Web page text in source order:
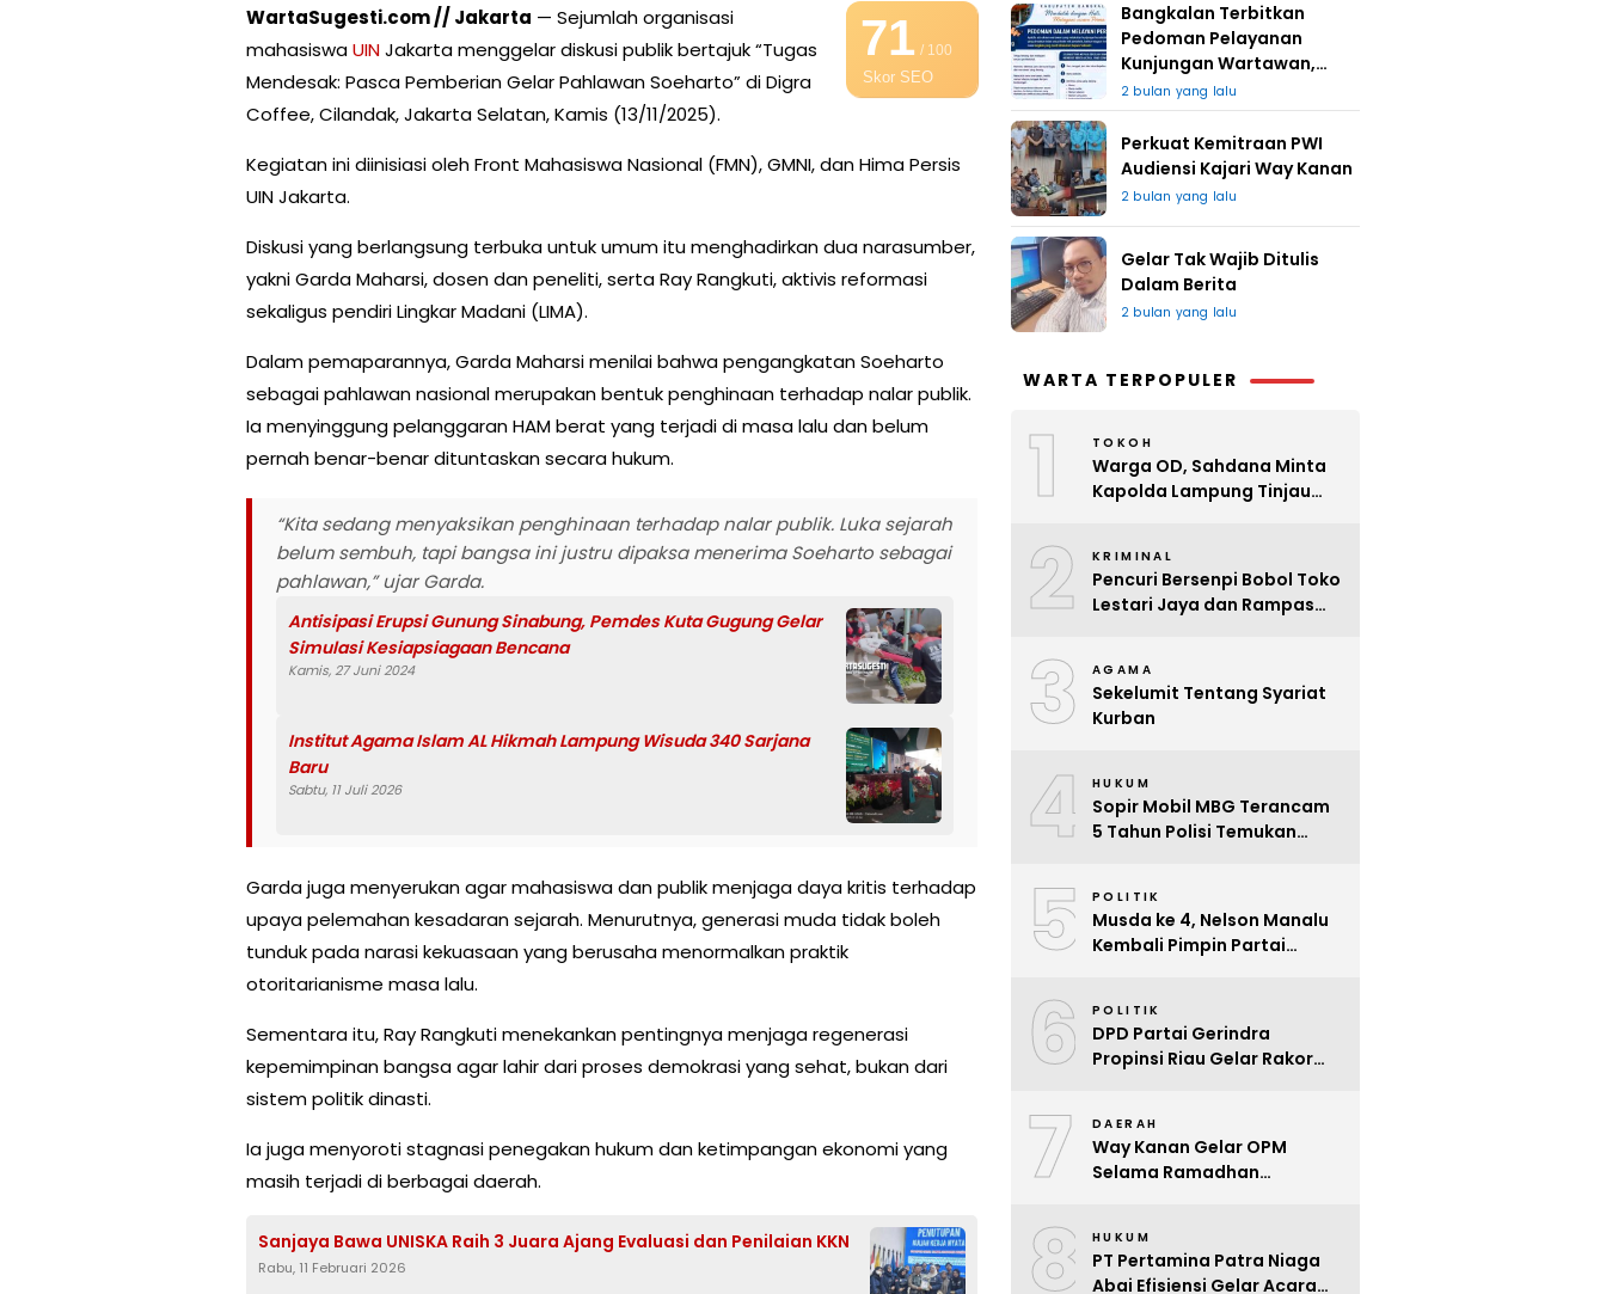
71/ 100
Skor SEO
WartaSugesti.com // Jakarta — Sejumlah organisasi
mahasiswaUINJakarta menggelar diskusi publik bertajuk “Tugas
Mendesak: Pasca Pemberian Gelar Pahlawan Soeharto” di Digra
Coffee, Cilandak, Jakarta Selatan, Kamis (13/11/2025).
Kegiatan ini diinisiasi oleh Front Mahasiswa Nasional (FMN), GMNI, dan Hima Persis
UIN Jakarta.
Diskusi yang berlangsung terbuka untuk umum itu menghadirkan dua narasumber,
yakni Garda Maharsi, dosen dan peneliti, serta Ray Rangkuti, aktivis reformasi
sekaligus pendiri Lingkar Madani (LIMA).
Dalam pemaparannya, Garda Maharsi menilai bahwa pengangkatan Soeharto
sebagai pahlawan nasional merupakan bentuk penghinaan terhadap nalar publik.
Ia menyinggung pelanggaran HAM berat yang terjadi di masa lalu dan belum
pernah benar-benar dituntaskan secara hukum.
“Kita sedang menyaksikan penghinaan terhadap nalar publik. Luka sejarah
belum sembuh, tapi bangsa ini justru dipaksa menerima Soeharto sebagai
pahlawan,” ujar Garda.
Antisipasi Erupsi Gunung Sinabung, Pemdes Kuta Gugung Gelar
Simulasi Kesiapsiagaan Bencana
Kamis, 27 Juni 2024
Institut Agama Islam AL Hikmah Lampung Wisuda 340 Sarjana
Baru
Sabtu, 11 Juli 2026
Garda juga menyerukan agar mahasiswa dan publik menjaga daya kritis terhadap
upaya pelemahan kesadaran sejarah. Menurutnya, generasi muda tidak boleh
tunduk pada narasi kekuasaan yang berusaha menormalkan praktik
otoritarianisme masa lalu.
Sementara itu, Ray Rangkuti menekankan pentingnya menjaga regenerasi
kepemimpinan bangsa agar lahir dari proses demokrasi yang sehat, bukan dari
sistem politik dinasti.
Ia juga menyoroti stagnasi penegakan hukum dan ketimpangan ekonomi yang
masih terjadi di berbagai daerah.
Sanjaya Bawa UNISKA Raih 3 Juara Ajang Evaluasi dan Penilaian KKN
Rabu, 11 Februari 2026
Bangkalan Terbitkan
Pedoman Pelayanan
Kunjungan Wartawan,
Redaksi : Bagus Jangan
Lari
2 bulan yang lalu
Perkuat Kemitraan PWI
Audiensi Kajari Way Kanan
2 bulan yang lalu
Gelar Tak Wajib Ditulis
Dalam Berita
2 bulan yang lalu
WARTA TERPOPULER
1 TOKOH
Warga OD, Sahdana Minta
Kapolda Lampung Tinjau
2 KRIMINAL
Pencuri Bersenpi Bobol Toko
Lestari Jaya dan Rampas
3 AGAMA
Sekelumit Tentang Syariat
Kurban
4 HUKUM
Sopir Mobil MBG Terancam
5 Tahun Polisi Temukan
5 POLITIK
Musda ke 4, Nelson Manalu
Kembali Pimpin Partai
6 POLITIK
DPD Partai Gerindra
Propinsi Riau Gelar Rakor
7 DAERAH
Way Kanan Gelar OPM
Selama Ramadhan
8 HUKUM
PT Pertamina Patra Niaga
Abai Efisiensi Gelar Acara